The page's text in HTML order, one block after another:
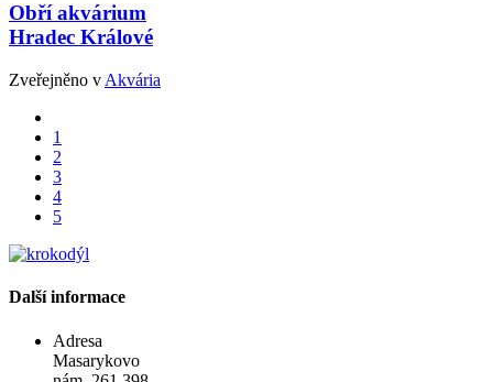
Obří akvárium
Hradec Králové
Zveřejněno v Akvária
1
2
3
4
5
Další informace
Adresa
Masarykovo